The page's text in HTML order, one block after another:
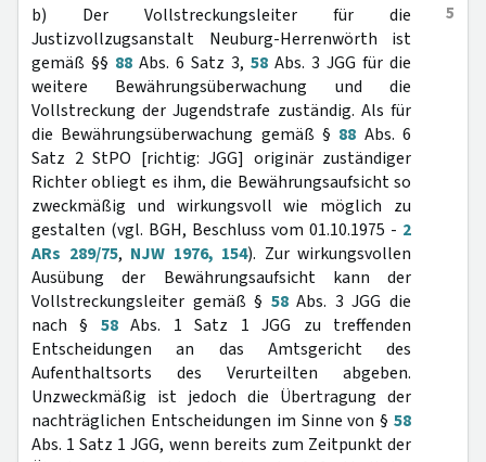
5
b) Der Vollstreckungsleiter für die
Justizvollzugsanstalt Neuburg-Herrenwörth ist
gemäß §§ 88 Abs. 6 Satz 3, 58 Abs. 3 JGG für die
weitere Bewährungsüberwachung und die
Vollstreckung der Jugendstrafe zuständig. Als für
die Bewährungsüberwachung gemäß § 88 Abs. 6
Satz 2 StPO [richtig: JGG] originär zuständiger
Richter obliegt es ihm, die Bewährungsaufsicht so
zweckmäßig und wirkungsvoll wie möglich zu
gestalten (vgl. BGH, Beschluss vom 01.10.1975 - 2
ARs 289/75, NJW 1976, 154). Zur wirkungsvollen
Ausübung der Bewährungsaufsicht kann der
Vollstreckungsleiter gemäß § 58Abs. 3 JGG die
nach § 58Abs. 1 Satz 1 JGG zu treffenden
Entscheidungen an das Amtsgericht des
Aufenthaltsorts des Verurteilten abgeben.
Unzweckmäßig ist jedoch die Übertragung der
nachträglichen Entscheidungen im Sinne von § 58
Abs. 1 Satz 1 JGG, wenn bereits zum Zeitpunkt der